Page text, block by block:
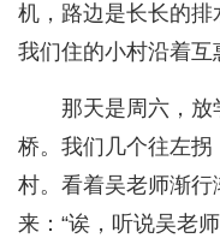
机，路边是长长的排
我们住的小村沿着互
那天是周六，
桥。我们几个往左
村。看着吴老师渐
来：“诶，听说吴老